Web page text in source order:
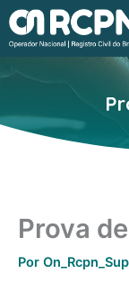
para
conteúdo
Prova
Por